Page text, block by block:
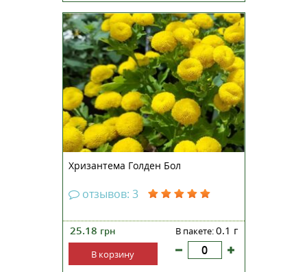
Chrysanthemum parthenium
'Golden Ball' (Пиретрум девичий
'Золотой слой', или Танацетум)
Сорт Chrysanthemum parthenium
'Golden Ball' (синонимы:
Tanacetum parthenium 'Golden
Ball', Pyrethrum parthenium
'Golden Ball') является декор...
Хризантема Голден Бол
отзывов: 3
25.18 грн В пакете:0.1 г
В корзину